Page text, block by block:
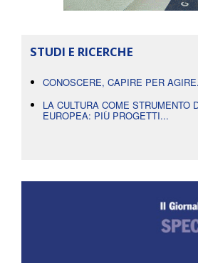
STUDI E RICERCHE
CONOSCERE, CAPIRE PER AGIRE.
LA CULTURA COME STRUMENTO
EUROPEA: PIÙ PROGETTI...